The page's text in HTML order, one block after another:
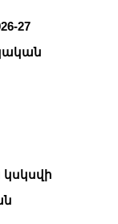
27